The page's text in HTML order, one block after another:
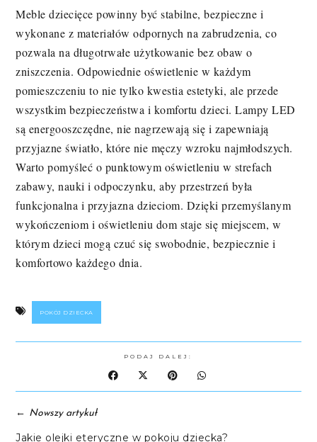
Meble dziecięce powinny być stabilne, bezpieczne i
wykonane z materiałów odpornych na zabrudzenia, co
pozwala na długotrwałe użytkowanie bez obaw o
zniszczenia. Odpowiednie oświetlenie w każdym
pomieszczeniu to nie tylko kwestia estetyki, ale przede
wszystkim bezpieczeństwa i komfortu dzieci. Lampy LED
są energooszczędne, nie nagrzewają się i zapewniają
przyjazne światło, które nie męczy wzroku najmłodszych.
Warto pomyśleć o punktowym oświetleniu w strefach
zabawy, nauki i odpoczynku, aby przestrzeń była
funkcjonalna i przyjazna dzieciom. Dzięki przemyślanym
wykończeniom i oświetleniu dom staje się miejscem, w
którym dzieci mogą czuć się swobodnie, bezpiecznie i
komfortowo każdego dnia.
POKÓJ DZIECKA
PODAJ DALEJ:
← Nowszy artykuł
Jakie olejki eteryczne w pokoju dziecka?